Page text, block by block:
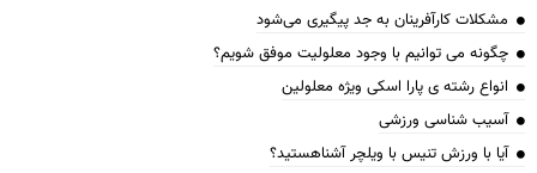
مشکلات کارآفرینان به جد پیگیری می‌شود
چگونه می توانیم با وجود معلولیت موفق شویم؟
انواع رشته ی پارا اسکی ویژه معلولین
آسیب شناسی ورزشی
آیا با ورزش تنیس با ویلچر آشناهستید؟